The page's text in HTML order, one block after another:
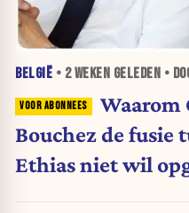
BELGIË • 2 WEKEN GELEDEN •
Waarom
Bouchez de fusie
Ethias niet wil